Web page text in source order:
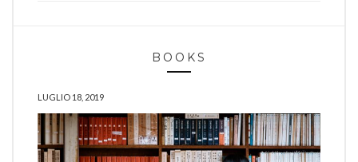
BOOKS
LUGLIO 18, 2019